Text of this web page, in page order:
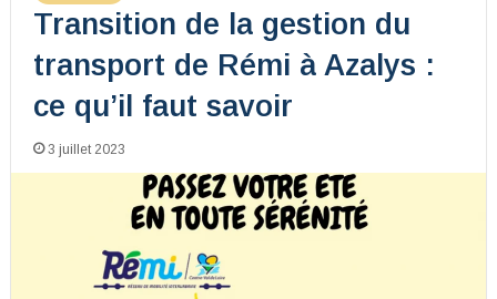
Transition de la gestion du
transport de Rémi à Azalys :
ce qu’il faut savoir
3 juillet 2023